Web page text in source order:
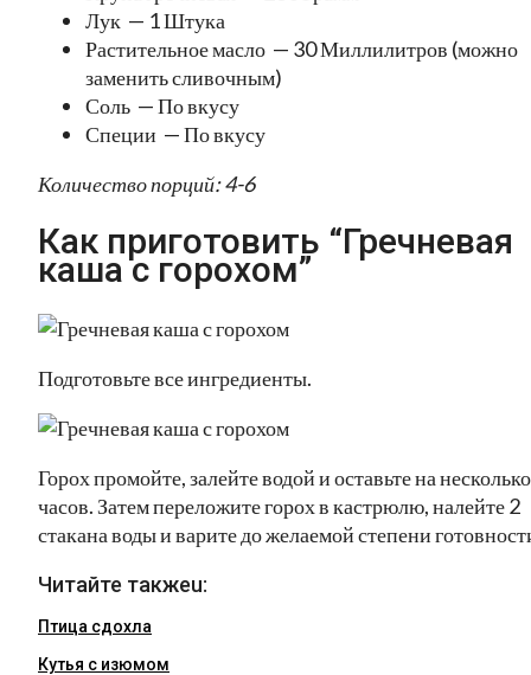
Лук — 1 Штука
Растительное масло — 30 Миллилитров (можно
заменить сливочным)
Соль — По вкусу
Специи — По вкусу
Количество порций: 4-6
Как приготовить “Гречневая
каша с горохом”
Подготовьте все ингредиенты.
Горох промойте, залейте водой и оставьте на несколько
часов. Затем переложите горох в кастрюлю, налейте 2
стакана воды и варите до желаемой степени
Читайте такжеu:
Птица сдохла
Кутья с изюмом